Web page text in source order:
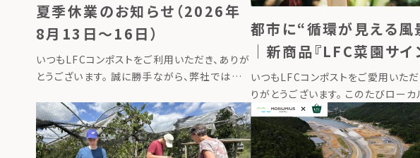
夏季休業のお知らせ（2026年
8月13日〜16日）
いつもLFCコンポストをご利用いただき、ありが
とうございます。 誠に勝手ながら、弊社では下
季休業期間2026年8月13日（木）〜2026年8
月16日（日） 8月17日（月）より […]
都市に“循環が見える風
｜新商品『LFC菜園サイ
発売しました
いつもLFCコンポストをご愛用いただ
りがとうございます。 このたびローカ
イクリングは、レイズドベッドやプラ
して使う新商品『LFC菜園サイン』を
た。畑に立てるだけで、その場所で